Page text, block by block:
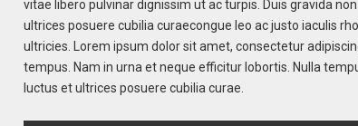
vitae libero pulvinar dignissim ut ac turpis. Duis gravida
ultrices posuere cubilia curaecongue leo ac justo iaculis
ultricies. Lorem ipsum dolor sit amet, consectetur
tempus. Nam in urna et neque efficitur lobortis. Nulla
luctus et ultrices posuere cubilia curae.